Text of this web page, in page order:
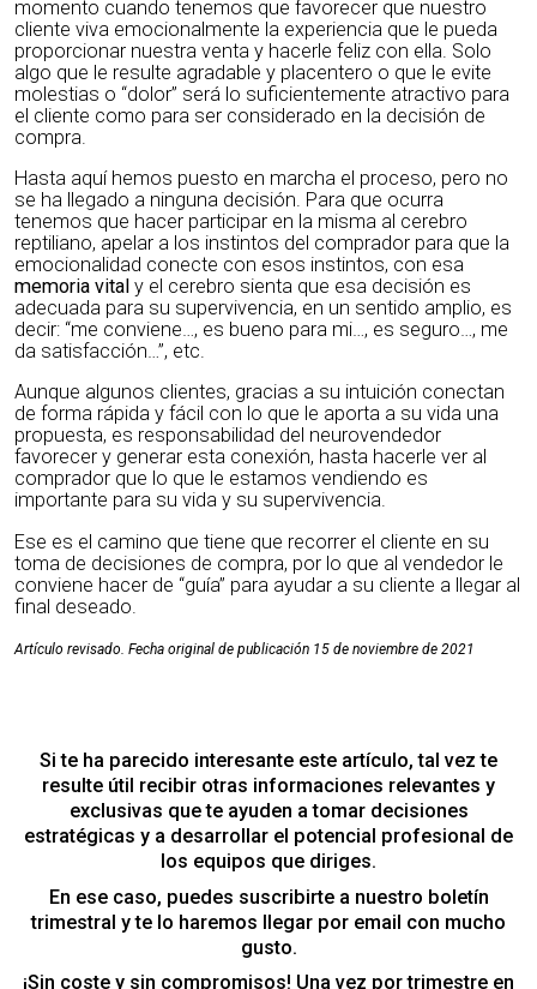
momento cuando tenemos que favorecer que nuestro
cliente viva emocionalmente la experiencia que le pueda
proporcionar nuestra venta y hacerle feliz con ella. Solo
algo que le resulte agradable y placentero o que le evite
molestias o “dolor” será lo suficientemente atractivo para
el cliente como para ser considerado en la decisión de
compra.
Hasta aquí hemos puesto en marcha el proceso, pero no
se ha llegado a ninguna decisión. Para que ocurra
tenemos que hacer participar en la misma al cerebro
reptiliano, apelar a los instintos del comprador para que la
emocionalidad conecte con esos instintos, con esa
memoria vital y el cerebro sienta que esa decisión es
adecuada para su supervivencia, en un sentido amplio, es
decir: “me conviene…, es bueno para mi…, es seguro…, me
da satisfacción…”, etc.
Aunque algunos clientes, gracias a su intuición conectan
de forma rápida y fácil con lo que le aporta a su vida una
propuesta, es responsabilidad del neurovendedor
favorecer y generar esta conexión, hasta hacerle ver al
comprador que lo que le estamos vendiendo es
importante para su vida y su supervivencia.
Ese es el camino que tiene que recorrer el cliente en su
toma de decisiones de compra, por lo que al vendedor le
conviene hacer de “guía” para ayudar a su cliente a llegar al
final deseado.
Artículo revisado. Fecha original de publicación 15 de noviembre de 2021
Si te ha parecido interesante este artículo, tal vez te
resulte útil recibir otras informaciones relevantes y
exclusivas que te ayuden a tomar decisiones
estratégicas y a desarrollar el potencial profesional de
los equipos que diriges.
En ese caso, puedes suscribirte a nuestro boletín
trimestral y te lo haremos llegar por email con mucho
gusto.
¡Sin coste y sin compromisos! Una vez por trimestre en